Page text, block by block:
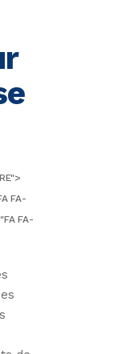
FA-
FA-